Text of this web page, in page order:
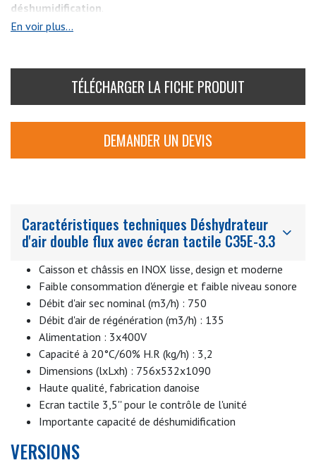
déshumidification
la maintenance sont facilitées par l'intégration en standard
d'un écran tactile 3,5“.
Le déshydrateur d'air (oudéshumidificateur d'air par
Geco C35E-3.3, comme le reste de la gamme
C35, est proposé en 4 déclinaisons de puissance pour
adapter l'appareil à vos besoins et lui permet une modularité
complète.
En voir plus...
TÉLÉCHARGER LA FICHE PRODUIT
DEMANDER UN DEVIS
Caractéristiques techniques Déshydrateur
d'air double flux avec écran tactile C35E-3.3
Caisson et châssis en INOX lisse, design et moderne
Faible consommation d'énergie et faible niveau sonore
Débit d'air sec nominal (m3/h) : 750
Débit d'air de régénération (m3/h) : 135
Alimentation : 3x400V
Capacité à 20°C/60% H.R (kg/h) : 3,2
Dimensions (lxLxh) : 756x532x1090
Haute qualité, fabrication danoise
Ecran tactile 3,5'' pour le contrôle de l'unité
Importante capacité de déshumidification
VERSIONS